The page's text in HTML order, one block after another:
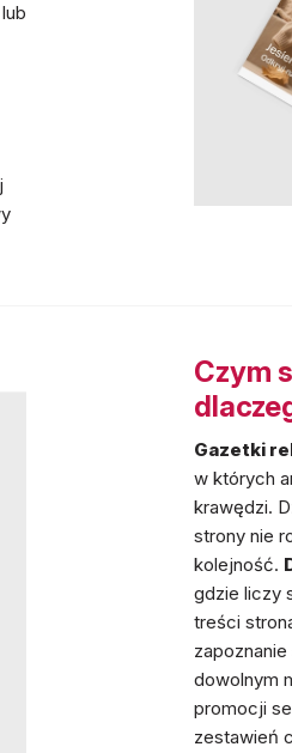
Czym
Gazetki
w których
krawędzi.
strony nie
kolejność.
gdzie liczy
treści
dowolnym
promocji
zestawień